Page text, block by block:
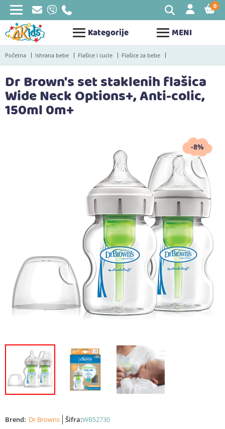
Kategorije MENI
0
Početna Ishrana bebe Flašice i cucle Flašice za bebe
Dr Brown's set staklenih flašica
Wide Neck Options+, Anti-colic,
150ml 0m+
-8%
Brend: Dr Browns Šifra:WB52730